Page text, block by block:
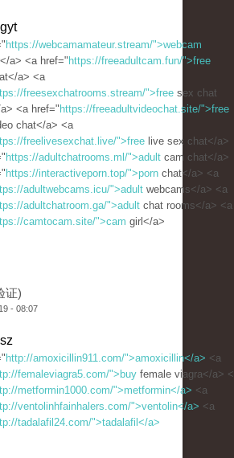
https://webcamamateur.stream/">webcam
a> <a href=" https://freeadultcam.fun/">free
a> <a
freesexchatrooms.stream/">free sex chat
<a href=" https://freeadultvideochat.site/">free
chat</a> <a
freelivesexchat.live/">free live sex chat</a>
https://adultchatrooms.ml/">adult cam chat</a>
https://interactiveporn.top/">porn chat</a> <a
adultwebcams.icu/">adult webcams</a> <a
adultchatroom.ga/">adult chat rooms</a> <a
camtocam.site/">cam girl</a>
证)
- 08:07
http://amoxicillin911.com/">amoxicillin</a> <a
femaleviagra5.com/">buy female viagra</a>
metformin1000.com/">metformin</a> <a
ventolinhfainhalers.com/">ventolin</a> <a
tadalafil24.com/">tadalafil</a>